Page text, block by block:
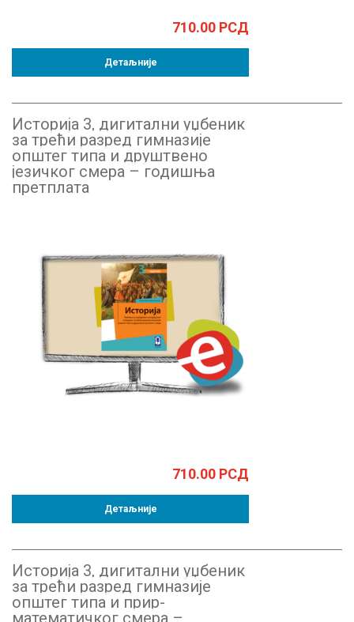
710.00 РСД
Детаљније
Историја 3, дигитални уџбеник
за трећи разред гимназије
општег типа и друштвено
језичког смера – годишња
претплата
710.00 РСД
Детаљније
Историја 3, дигитални уџбеник
за трећи разред гимназије
општег типа и прир-